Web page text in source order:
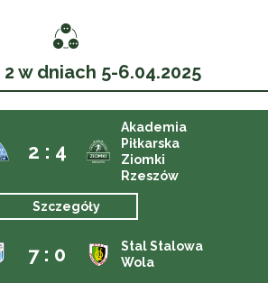
w dniach 5-6.04.2025
2 : 4
Akademia
Piłkarska
Ziomki
Rzeszów
Szczegóły
7 : 0
Stal Stalowa
Wola